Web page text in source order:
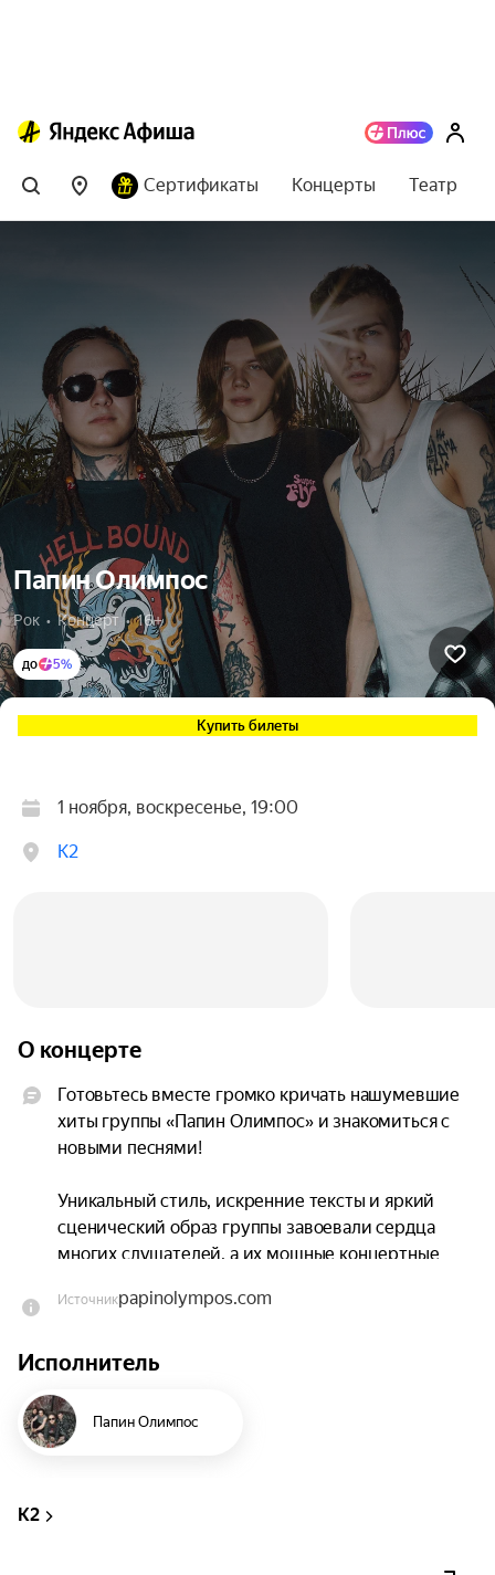
Сертификаты Концерты Театр
Папин Олимпос
Рок  •  Концерт  •  16+
до 5%
Купить билеты
1 ноября, воскресенье, 19:00
К2
О концерте
Готовьтесь вместе громко кричать нашумевшие
хиты группы «Папин Олимпос» и знакомиться с
новыми песнями!
Уникальный стиль, искренние тексты и яркий
сценический образ группы завоевали сердца
многих слушателей, а их мощные концертные
зрителей на всю жизнь.
Ждём на концерте, чтобы вы убедились в этом
Не забывайте с собой паспорт.
Источникpapinolympos.com
Исполнитель
Папин Олимпос
К2